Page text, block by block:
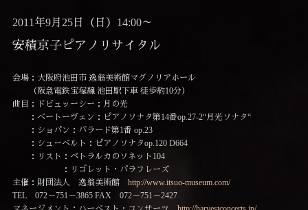
2011年9月25日（日）14:00～
安積京子ピアノリサイタル
会場：大阪府池田市 逸翁美術館マグノリアホール
（阪急電鉄宝塚線 池田駅下車 徒歩約10分）
曲目：ドビュッーシー：月の光
：ベートーヴェン：ピアノソナタ第14番op.27-2“月光ソナタ“
：ショパン：バラード第1番 op.23
：シューベルト：ピアノソナタop.120 D664
：リスト：ペトラルカのソネット104
：リゴレット・パラフレーズ
主催：財団法人 逸翁美術館 http://www.itsuo-museum.com/
TEL 072－751－3865 FAX 072－751－2427